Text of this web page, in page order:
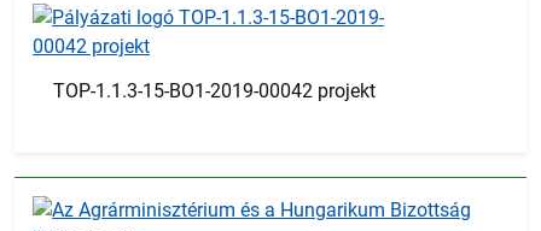
TOP-1.1.3-15-BO1-2019-00042 projekt